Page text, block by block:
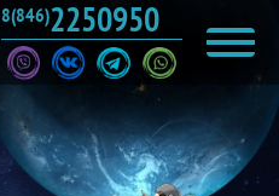
8(846)2250950